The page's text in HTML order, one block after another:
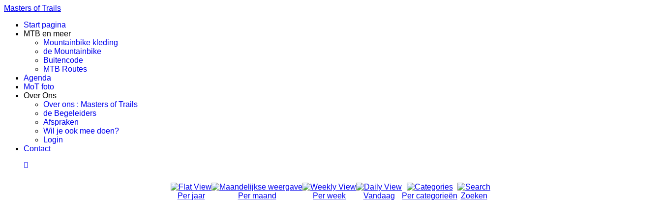
Masters of Trails
Start pagina
MTB en meer
Mountainbike kleding
de Mountainbike
Buitencode
MTB Routes
Agenda
MoT foto
Over Ons
Over ons : Masters of Trails
de Begeleiders
Afspraken
Wil je ook mee doen?
Login
Contact
Per jaar Per maand Per week Vandaag Per categorieën Zoeken